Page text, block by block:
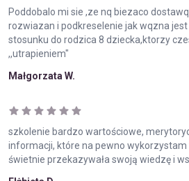
Poddobalo mi sie ,ze nq biezaco
rozwiazan i podkreselenie jak wqzna
stosunku do rodzica 8 dziecka,ktorzy
,,utrapieniem"
Małgorzata W.
szkolenie bardzo wartościowe,
informacji, które na pewno wykorzystam
świetnie przekazywała swoją wiedzę i